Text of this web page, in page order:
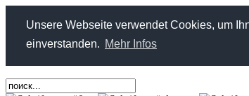
Unsere Webseite verwendet Cookies, um
einverstanden. Mehr Infos